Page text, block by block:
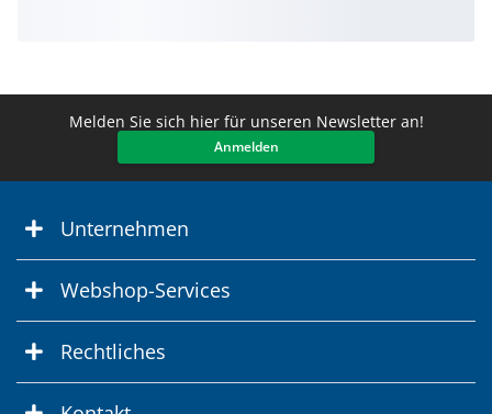
Melden Sie sich hier für unseren Newsletter an!
Anmelden
Unternehmen
Webshop-Services
Rechtliches